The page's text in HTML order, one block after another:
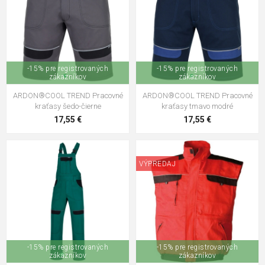
ARDON®COOL TREND REFLEX
Montérková blúza čierna
26,80 €
ARDON®COOL TREND Pracovné
kraťasy červené
17,55 €
ARDON®COOL TREND Pracovné
ARDON®COOL TREND Pracovné
kraťasy bielo-šedé
17,55 €
ARDON®COOL TREND Montérková
blúza šedo-čierna
23,45 €
-15% pre registrovaných
zákazníkov
ARDON®COOL TREND Pracovné
kraťasy šedo-čierne
17,55 €
-15% pre registrovaných
zákazníkov
ARDON®COOL TREND Pracovné
kraťasy tmavo modré
17,55 €
-15% pre registrovaných
zákazníkov
-15% pre registrovaných
zákazníkov
VÝPREDAJ